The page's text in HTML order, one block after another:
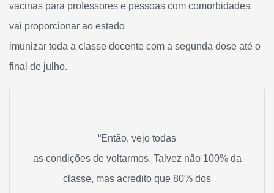
vacinas para professores e pessoas com comorbidades
vai proporcionar ao estado
imunizar toda a classe docente com a segunda dose até o
final de julho.
“Então, vejo todas
as condições de voltarmos. Talvez não 100% da
classe, mas acredito que 80% dos